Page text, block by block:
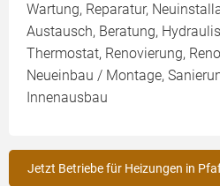
Wartung, Reparatur,
Austausch, Beratung,
Thermostat, Renovierung,
Neueinbau / Montage,
Innenausbau
Jetzt Betriebe für Heizungen in